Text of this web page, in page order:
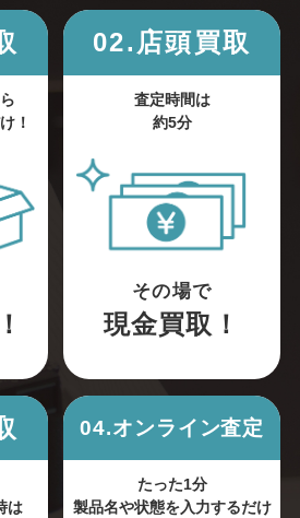
！
02.店頭買取
査定時間は
約5分
その場で
現金買取！
は
04.オンライン査定
たった1分
製品名や状態を入力するだけ